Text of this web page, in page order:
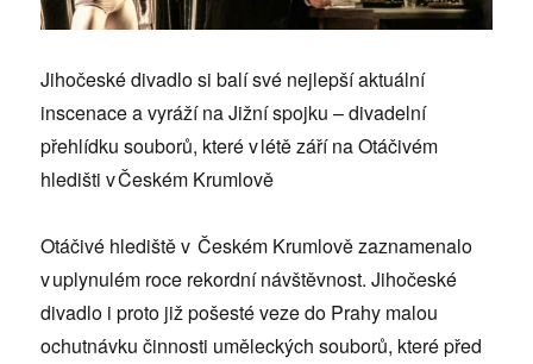
Jihočeské divadlo si balí své nejlepší aktuální
inscenace a vyráží na Jižní spojku – divadelní
přehlídku souborů, které v létě září na Otáčivém
hledišti v Českém Krumlově
Otáčivé hlediště v Českém Krumlově zaznamenalo
v uplynulém roce rekordní návštěvnost. Jihočeské
divadlo i proto již pošesté veze do Prahy malou
ochutnávku činnosti uměleckých souborů, které před